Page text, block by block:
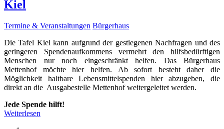
Kiel
Termine & Veranstaltungen Bürgerhaus
Die Tafel Kiel kann aufgrund der gestiegenen Nachfragen und des
geringeren Spendenaufkommens vermehrt den hilfsbedürftigen
Menschen nur noch eingeschränkt helfen. Das Bürgerhaus
Mettenhof möchte hier helfen. Ab sofort besteht daher die
Möglichkeit haltbare Lebensmittelspenden hier abzugeben, die
direkt an die Ausgabestelle Mettenhof weitergeleitet werden.
Jede Spende hilft!
Weiterlesen